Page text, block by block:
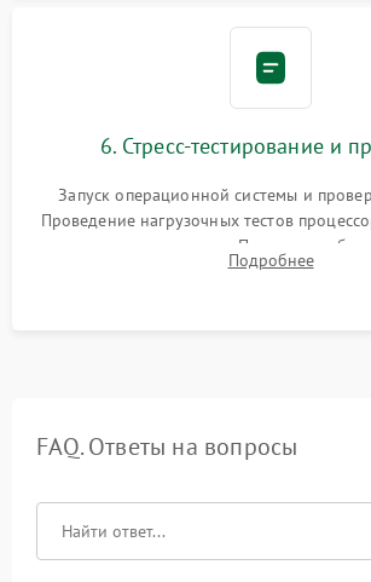
6. Стресс-тестирование и
Запуск операционной системы и
Проведение нагрузочных тестов
для контроля температур. Проверка
USB-портов, аудиовыходов и сетевого
Подробнее
FAQ. Ответы на вопросы